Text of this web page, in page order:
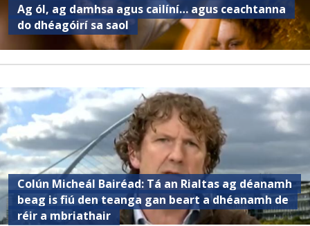
Ag ól, ag damhsa agus cailíní… agus ceachtanna
do dhéagóirí sa saol
Colún Micheál Bairéad: Tá an Rialtas ag déanamh
beag is fiú den teanga gan beart a dhéanamh de
réir a mbriathair